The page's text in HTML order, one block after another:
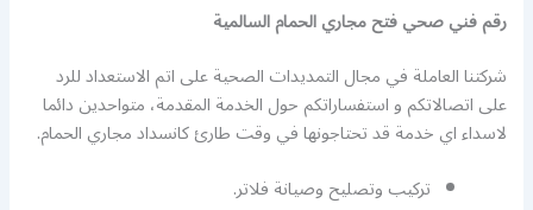
رقم فني صحي فتح مجاري الحمام السالمية
شركتنا العاملة في مجال التمديدات الصحية على اتم الاستعداد للرد
على اتصالاتكم و استفساراتكم حول الخدمة المقدمة، متواحدين دائما
لاسداء اي خدمة قد تحتاجونها في وقت طارئ كانسداد مجاري الحمام.
تركيب وتصليح وصيانة فلاتر.